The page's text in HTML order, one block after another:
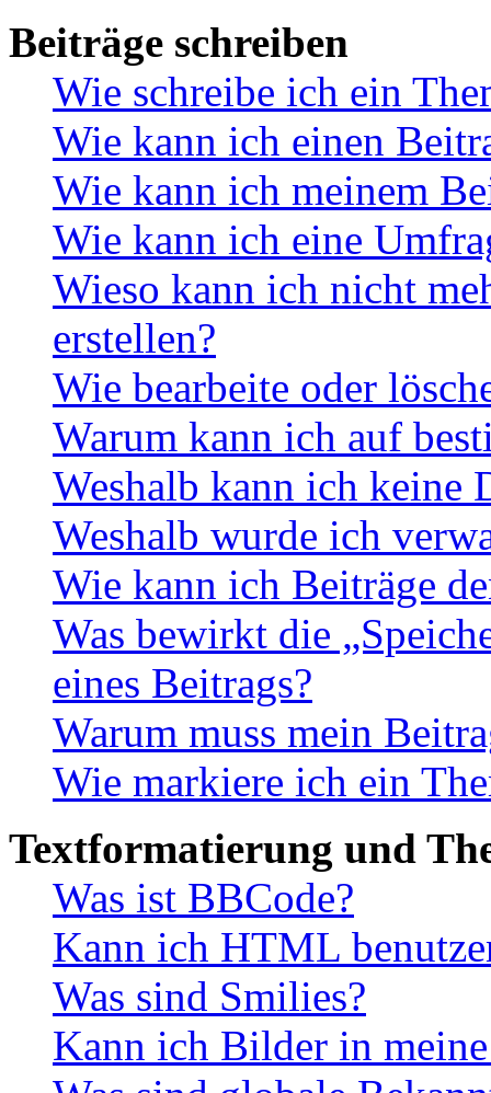
Beiträge schreiben
Wie schreibe ich ein
Wie kann ich einen
Wie kann ich meinem
Wie kann ich eine
Wieso kann ich nicht
erstellen?
Wie bearbeite oder
Warum kann ich auf
Weshalb kann ich keine
Weshalb wurde ich
Wie kann ich Beiträge
Was bewirkt die
eines Beitrags?
Warum muss mein
Wie markiere ich ein
Textformatierung und
Was ist BBCode?
Kann ich HTML
Was sind Smilies?
Kann ich Bilder in